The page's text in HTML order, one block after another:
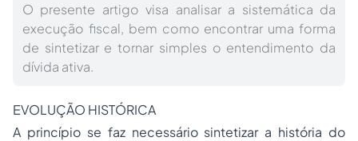
O presente artigo visa analisar a sistemática da
execução fiscal, bem como encontrar uma forma
de sintetizar e tornar simples o entendimento da
dívida ativa.
EVOLUÇÃO HISTÓRICA
A princípio se faz necessário sintetizar a história do